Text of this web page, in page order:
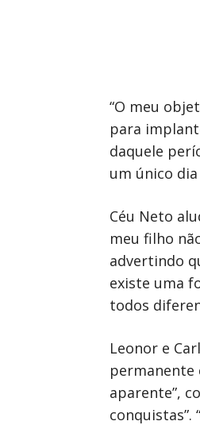
“O meu
para
daquele
um único
Céu Neto
meu filho
advertindo
existe uma
todos
Leonor e
permanente
aparente”,
conquistas”.